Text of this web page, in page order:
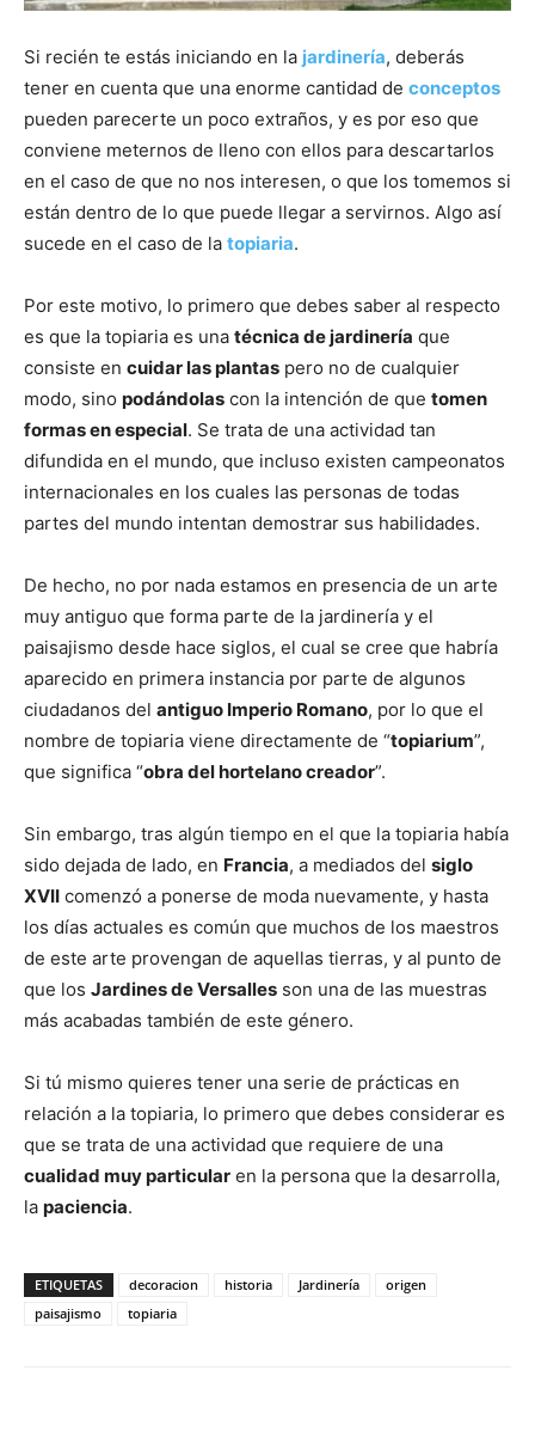
Si recién te estás iniciando en la jardinería, deberás
tener en cuenta que una enorme cantidad de conceptos
pueden parecerte un poco extraños, y es por eso que
conviene meternos de lleno con ellos para descartarlos
en el caso de que no nos interesen, o que los tomemos si
están dentro de lo que puede llegar a servirnos. Algo así
sucede en el caso de la topiaria.
Por este motivo, lo primero que debes saber al respecto
es que la topiaria es una técnica de jardinería que
consiste en cuidar las plantas pero no de cualquier
modo, sino podándolas con la intención de que tomen
formas en especial. Se trata de una actividad tan
difundida en el mundo, que incluso existen campeonatos
internacionales en los cuales las personas de todas
partes del mundo intentan demostrar sus habilidades.
De hecho, no por nada estamos en presencia de un arte
muy antiguo que forma parte de la jardinería y el
paisajismo desde hace siglos, el cual se cree que habría
aparecido en primera instancia por parte de algunos
ciudadanos del antiguo Imperio Romano, por lo que el
nombre de topiaria viene directamente de “topiarium”,
que significa “obra del hortelano creador”.
Sin embargo, tras algún tiempo en el que la topiaria había
sido dejada de lado, en Francia, a mediados del siglo
XVII comenzó a ponerse de moda nuevamente, y hasta
los días actuales es común que muchos de los maestros
de este arte provengan de aquellas tierras, y al punto de
que los Jardines de Versalles son una de las muestras
más acabadas también de este género.
Si tú mismo quieres tener una serie de prácticas en
relación a la topiaria, lo primero que debes considerar es
que se trata de una actividad que requiere de una
cualidad muy particular en la persona que la desarrolla,
la paciencia.
ETIQUETAS decoracion historia Jardinería
origen
paisajismo
topiaria